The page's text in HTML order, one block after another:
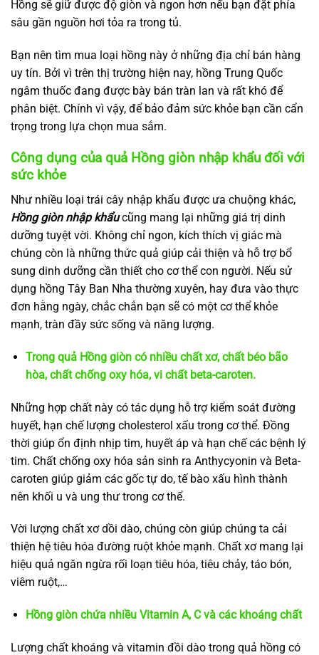
Hồng sẽ giữ được độ giòn và ngon hơn nếu bạn đặt phía
sâu gần nguồn hơi tỏa ra trong tủ.
Bạn nên tìm mua loại hồng này ở những địa chỉ bán hàng
uy tín. Bởi vì trên thị trường hiện nay, hồng Trung Quốc
ngâm thuốc đang được bày bán tràn lan và rất khó để
phân biệt. Chính vì vậy, để bảo đảm sức khỏe bạn cần cẩn
trọng trong lựa chọn mua sắm.
Công dụng của quả Hồng giòn nhập khẩu đối với
sức khỏe
Như nhiều loại trái cây nhập khẩu được ưa chuộng khác,
Hồng giòn nhập khẩucũng mang lại những giá trị dinh
dưỡng tuyệt vời. Không chỉ ngon, kích thích vị giác mà
chúng còn là những thức quả giúp cải thiện và hỗ trợ bổ
sung dinh dưỡng cần thiết cho cơ thể con người. Nếu sử
dụng hồng Tây Ban Nha thường xuyên, hay đưa vào thực
đơn hằng ngày, chắc chắn bạn sẽ có một cơ thể khỏe
mạnh, tràn đầy sức sống và năng lượng.
Trong quả Hồng giòn có nhiều chất xơ, chất béo bão
hòa, chất chống oxy hóa, vi chất beta-caroten.
Những hợp chất này có tác dụng hỗ trợ kiểm soát đường
huyết, hạn chế lượng cholesterol xấu trong cơ thể. Đồng
thời giúp ổn định nhịp tim, huyết áp và hạn chế các bệnh lý
tim. Chất chống oxy hóa sản sinh ra Anthycyonin và Beta-
caroten giúp giảm các gốc tự do, tế bào xấu hình thành
nên khối u và ung thư trong cơ thể.
Vời lượng chất xơ dồi dào, chúng còn giúp chúng ta cải
thiện hệ tiêu hóa đường ruột khỏe mạnh. Chất xơ mang lại
hiệu quả ngăn ngừa rối loạn tiêu hóa, tiêu chảy, táo bón,
viêm ruột,…
Hồng giòn chứa nhiều Vitamin A, C và các khoáng chất
Lượng chất khoáng và vitamin đồi dào trong quả hồng có